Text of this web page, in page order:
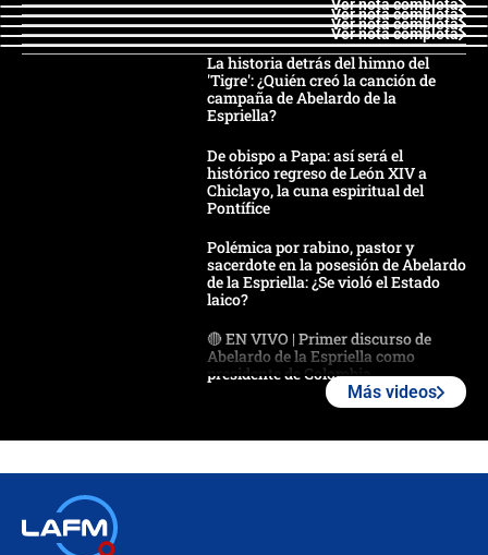
Ver nota completa
Ver nota completa
Ver nota completa
Ver nota completa
La historia detrás del himno del
'Tigre': ¿Quién creó la canción de
campaña de Abelardo de la
Espriella?
De obispo a Papa: así será el
histórico regreso de León XIV a
Chiclayo, la cuna espiritual del
Pontífice
Polémica por rabino, pastor y
sacerdote en la posesión de Abelardo
de la Espriella: ¿Se violó el Estado
laico?
🔴 EN VIVO | Primer discurso de
Abelardo de la Espriella como
presidente de Colombia
Más videos